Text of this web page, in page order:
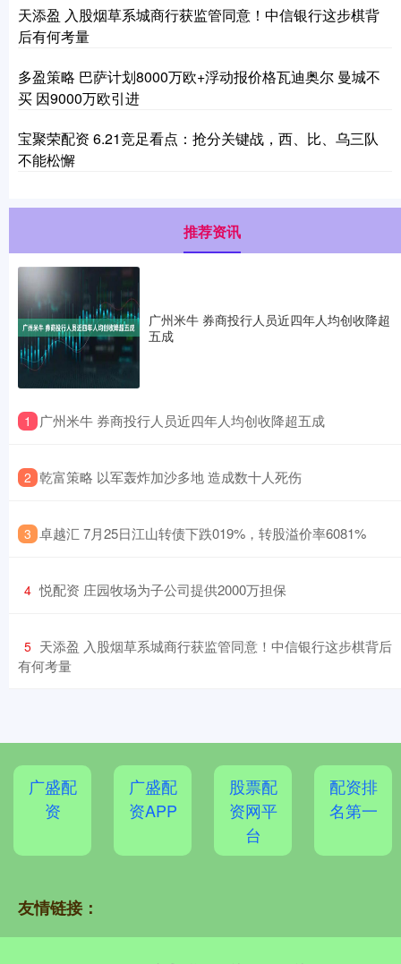
天添盈 入股烟草系城商行获监管同意！中信银行这步棋背
后有何考量
多盈策略 巴萨计划8000万欧+浮动报价格瓦迪奥尔 曼城不
买 因9000万欧引进
宝聚荣配资 6.21竞足看点：抢分关键战，西、比、乌三队
不能松懈
推荐资讯
广州米牛 券商投行人员近四年人均创收降超
五成
1 ​广州米牛 券商投行人员近四年人均创收降超五成
2 ​乾富策略 以军轰炸加沙多地 造成数十人死伤
3 ​卓越汇 7月25日江山转债下跌019%，转股溢价率6081%
4 ​悦配资 庄园牧场为子公司提供2000万担保
5 ​天添盈 入股烟草系城商行获监管同意！中信银行这步棋背后
有何考量
广盛配
资
广盛配
资APP
股票配
资网平
台
配资排
名第一
友情链接：